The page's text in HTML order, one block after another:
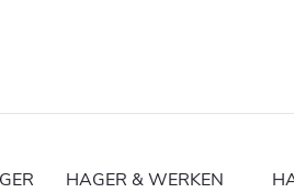
HAGER & WERKEN